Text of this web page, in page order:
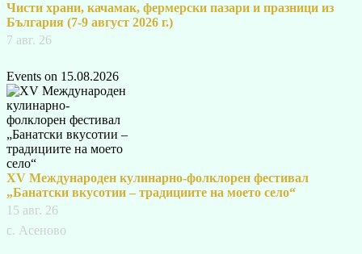
Чисти храни, качамак, фермерски пазари и празници из
България (7-9 август 2026 г.)
7 авг. 26
Events on 15.08.2026
XV Международен кулинарно-фолклорен фестивал
„Банатски вкусотии – традициите на моето село“
15 авг. 26
с. Асеново